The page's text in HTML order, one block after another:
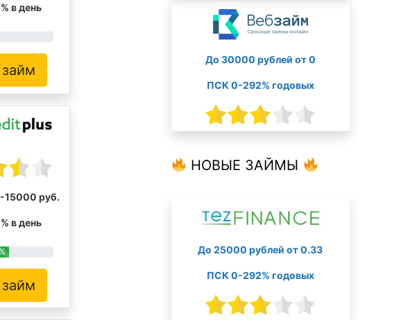
в день
займ
15000 руб.
в день
займ
До 30000 рублей от 0
ПСК 0-292% годовых
НОВЫЕ ЗАЙМЫ
До 25000 рублей от 0.33
ПСК 0-292% годовых